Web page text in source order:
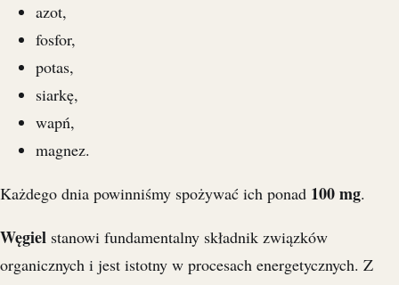
azot,
fosfor,
potas,
siarkę,
wapń,
magnez.
Każdego dnia powinniśmy spożywać ich ponad 100 mg.
Węgiel stanowi fundamentalny składnik związków
organicznych i jest istotny w procesach energetycznych. Z